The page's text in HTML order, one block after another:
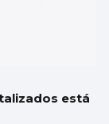
está